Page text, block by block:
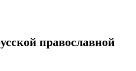
православной